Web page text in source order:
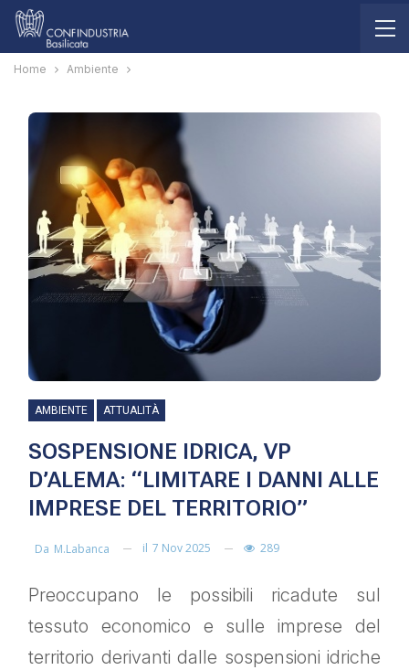
Home Ambiente
AMBIENTE ATTUALITÀ
SOSPENSIONE IDRICA, VP
D’ALEMA: “LIMITARE I DANNI ALLE
IMPRESE DEL TERRITORIO”
Da M.labanca il 7 Nov 2025 289
Preoccupano le possibili ricadute sul
tessuto economico e sulle imprese del
territorio derivanti dalle sospensioni idriche